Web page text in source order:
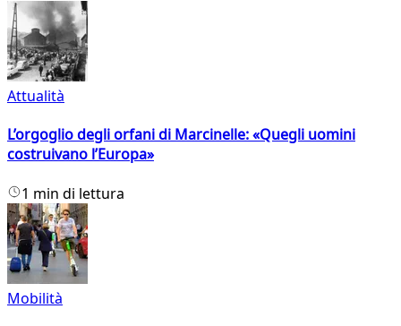
Attualità
L’orgoglio degli orfani di Marcinelle: «Quegli uomini
costruivano l’Europa»
1 min di lettura
Mobilità